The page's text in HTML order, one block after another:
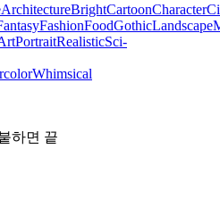
ArchitectureBrightCartoonCharacter
FashionFoodGothicLandscape
PortraitRealisticSci-
Whimsical
하면 끝